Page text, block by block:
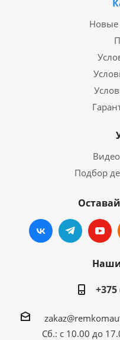
Новые
Подбор
+375
Сб.: с 10.00 до